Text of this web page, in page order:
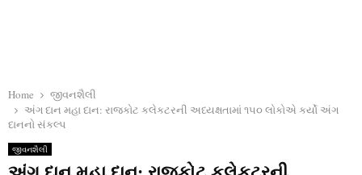
Home
જીવનશૈલી
અંગ દાન મહા દાન: રાજકોટ કલેકટરની અધ્યક્ષતામાં ૧૫૦ લોકોએ કર્યો અંગ
દાનનો સંકલ્પ
જીવનશૈલી